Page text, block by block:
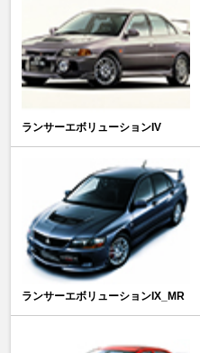
ランサーエボリューションIV
ランサーエボリューションIX_MR